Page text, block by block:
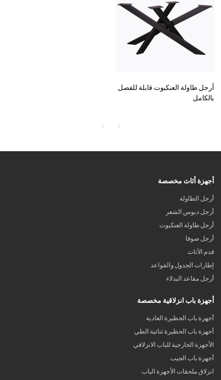
أرجل طاولة العنكبوت قابلة للفصل
بالكامل
أجهزة أثاث مخصصة
أرجل الطاولة
أرجل دبوس الشعر
أرجل طاولة العنكبوت
أرجل صوفا
قدم الأثاث
إطارات الجدول والقواعد
أرجل مقاعد البدلاء
أجهزة باب انزلاقية مخصصة
أجهزة باب الحظيرة العادية
أجهزة باب الحظيرة ثنائية الطي
الأجهزة الخارجية للباب الانزلاقي
أجهزة باب الجيب
انزلاق ملحقات الأجهزة الباب